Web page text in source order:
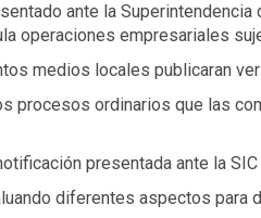
ante la
operaciones empresariales
medios locales publicaran
procesos ordinarios que las
presentada ante la
diferentes aspectos para